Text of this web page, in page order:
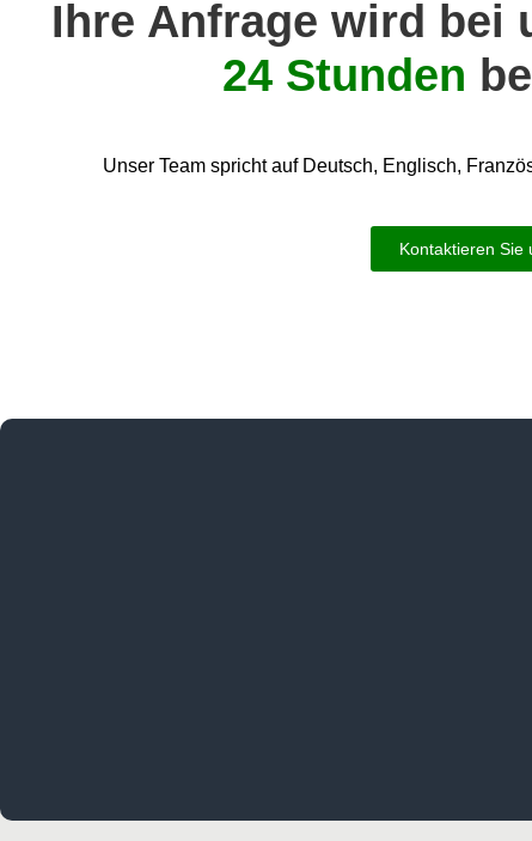
Ihre Anfrage wird bei
24 Stunden​
Unser Team spricht auf Deutsch, Englisch,
Kontaktieren Sie